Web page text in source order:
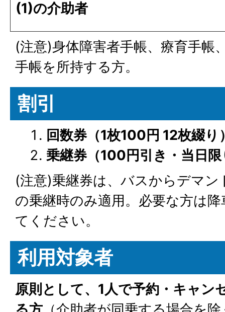
(1)の介助者
(注意)身体障害者手帳、療育手帳
手帳を所持する方。
割引
回数券（1枚100円 12枚綴
乗継券（100円引き・当日限
(注意)乗継券は、バスからデマ
の乗継時のみ適用。必要な方は
てください。
利用対象者
原則として、1人で予約・キャン